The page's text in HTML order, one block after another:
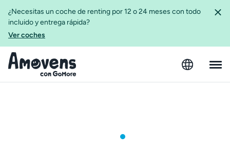
¿Necesitas un coche de renting por 12 o 24 meses con todo
incluido y entrega rápida?
Ver coches